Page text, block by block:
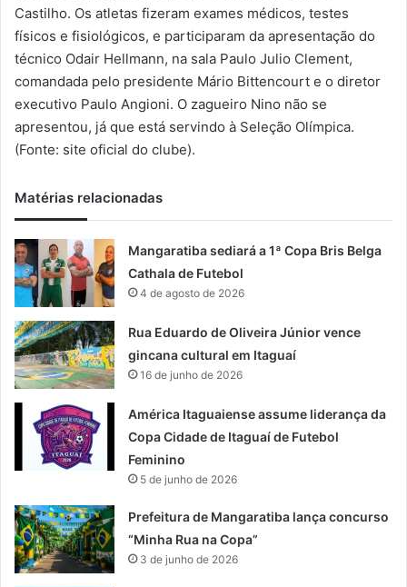
m
a
Castilho. Os atletas fizeram exames médicos, testes
físicos e fisiológicos, e participaram da apresentação do
técnico Odair Hellmann, na sala Paulo Julio Clement,
comandada pelo presidente Mário Bittencourt e o diretor
executivo Paulo Angioni. O zagueiro Nino não se
apresentou, já que está servindo à Seleção Olímpica.
(Fonte: site oficial do clube).
Matérias relacionadas
Mangaratiba sediará a 1ª Copa Bris Belga
Cathala de Futebol
4 de agosto de 2026
Rua Eduardo de Oliveira Júnior vence
gincana cultural em Itaguaí
16 de junho de 2026
América Itaguaiense assume liderança da
Copa Cidade de Itaguaí de Futebol
Feminino
5 de junho de 2026
Prefeitura de Mangaratiba lança concurso
“Minha Rua na Copa”
3 de junho de 2026